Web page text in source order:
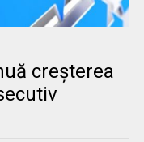
creşterea